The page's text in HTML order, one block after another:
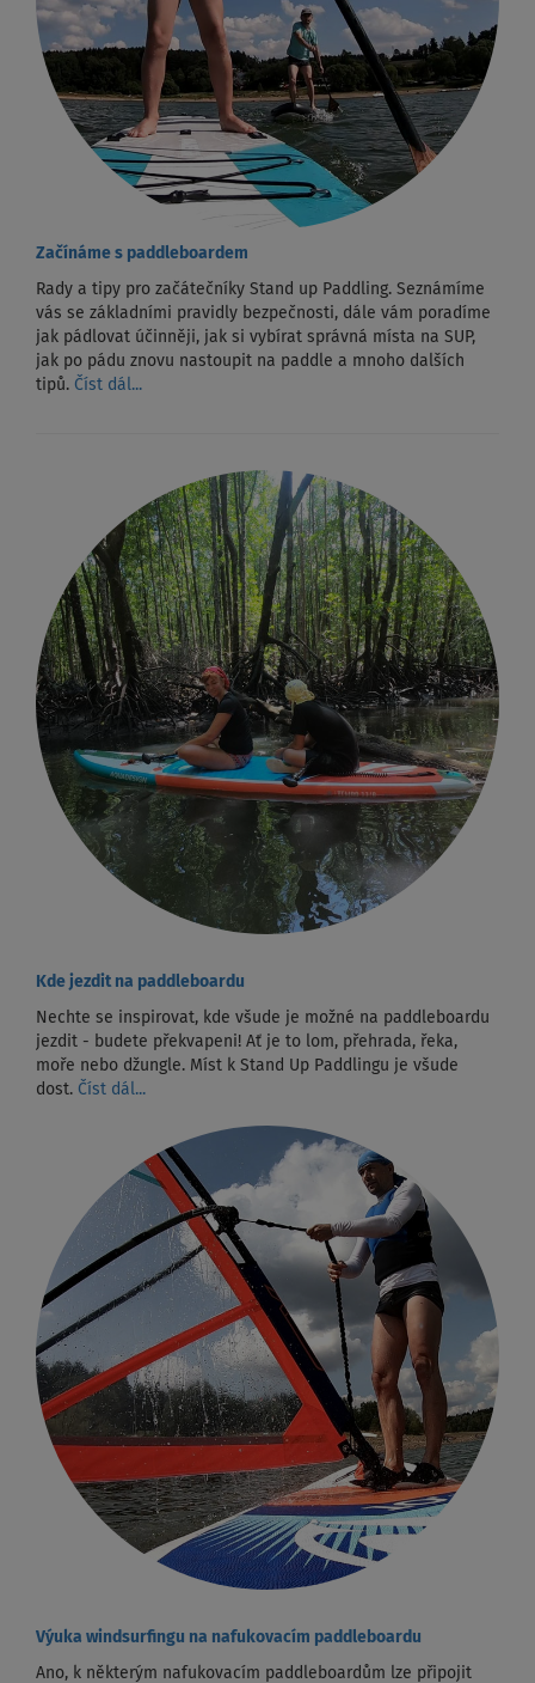
Začínáme s paddleboardem
Rady a tipy pro začátečníky Stand up Paddling. Seznámíme
vás se základními pravidly bezpečnosti, dále vám poradíme
jak pádlovat účinněji, jak si vybírat správná místa na SUP,
jak po pádu znovu nastoupit na paddle a mnoho dalších
tipů. Číst dál...
Kde jezdit na paddleboardu
Nechte se inspirovat, kde všude je možné na paddleboardu
jezdit - budete překvapeni! Ať je to lom, přehrada, řeka,
moře nebo džungle. Míst k Stand Up Paddlingu je všude
dost. Číst dál...
Výuka windsurfingu na nafukovacím paddleboardu
Ano, k některým nafukovacím paddleboardům lze připojit